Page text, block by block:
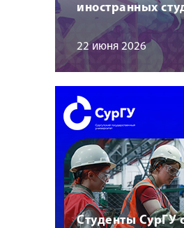
иностранных
22 июня 2026
Студенты СурГУ